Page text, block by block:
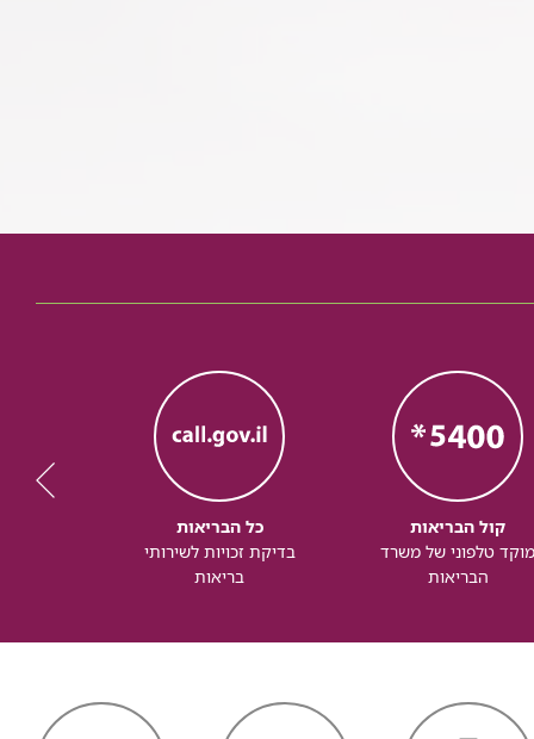
קול הבריאות
מוקד טלפוני של משרד
הבריאות
כל הבריאות
בדיקת זכויות לשירותי
בריאות